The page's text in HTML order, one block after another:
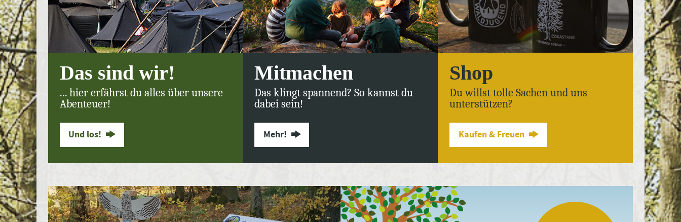
Das sind wir!
... hier erfährst du alles über unsere
Abenteuer!
Und los!
Mitmachen
Das klingt spannend? So kannst du
dabei sein!
Mehr!
Shop
Du willst tolle Sachen und uns
unterstützen?
Kaufen & Freuen